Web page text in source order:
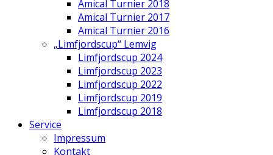
Amical Turnier 2018
Amical Turnier 2017
Amical Turnier 2016
„Limfjordscup“ Lemvig
Limfjordscup 2024
Limfjordscup 2023
Limfjordscup 2022
Limfjordscup 2019
Limfjordscup 2018
Service
Impressum
Kontakt